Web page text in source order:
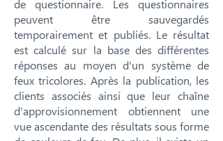
de questionnaire. Les questionnaires
peuvent être sauvegardés
temporairement et publiés. Le résultat
est calculé sur la base des différentes
réponses au moyen d'un système de
feux tricolores. Après la publication, les
clients associés ainsi que leur chaîne
d'approvisionnement obtiennent une
vue ascendante des résultats sous forme